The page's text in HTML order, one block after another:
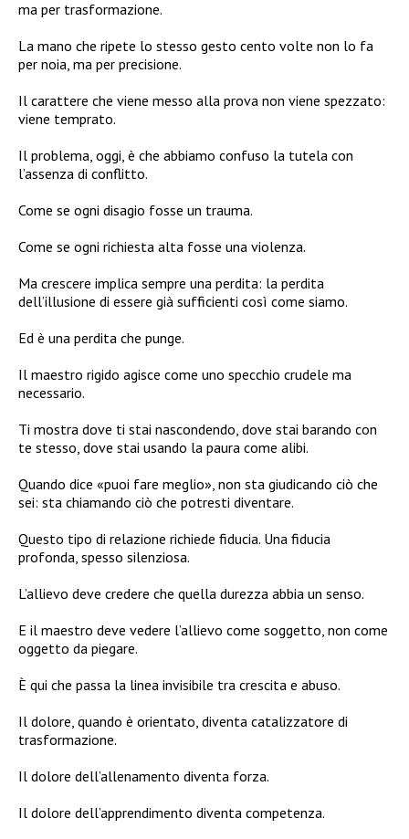
ma per trasformazione.
La mano che ripete lo stesso gesto cento volte non lo fa
per noia, ma per precisione.
Il carattere che viene messo alla prova non viene spezzato:
viene temprato.
Il problema, oggi, è che abbiamo confuso la tutela con
l’assenza di conflitto.
Come se ogni disagio fosse un trauma.
Come se ogni richiesta alta fosse una violenza.
Ma crescere implica sempre una perdita: la perdita
dell’illusione di essere già sufficienti così come siamo.
Ed è una perdita che punge.
Il maestro rigido agisce come uno specchio crudele ma
necessario.
Ti mostra dove ti stai nascondendo, dove stai barando con
te stesso, dove stai usando la paura come alibi.
Quando dice «puoi fare meglio», non sta giudicando ciò che
sei: sta chiamando ciò che potresti diventare.
Questo tipo di relazione richiede fiducia. Una fiducia
profonda, spesso silenziosa.
L’allievo deve credere che quella durezza abbia un senso.
E il maestro deve vedere l’allievo come soggetto, non come
oggetto da piegare.
È qui che passa la linea invisibile tra crescita e abuso.
Il dolore, quando è orientato, diventa catalizzatore di
trasformazione.
Il dolore dell’allenamento diventa forza.
Il dolore dell’apprendimento diventa competenza.